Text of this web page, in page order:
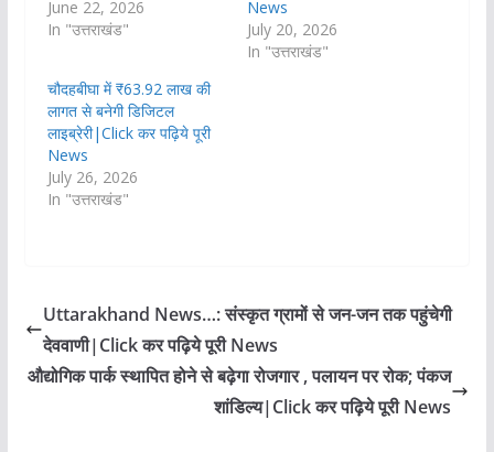
June 22, 2026
In "उत्तराखंड"
News
July 20, 2026
In "उत्तराखंड"
चौदहबीघा में ₹63.92 लाख की
लागत से बनेगी डिजिटल
लाइब्रेरी|Click कर पढ़िये पूरी
News
July 26, 2026
In "उत्तराखंड"
Uttarakhand News…: संस्कृत ग्रामों से जन-जन तक पहुंचेगी
देववाणी|Click कर पढ़िये पूरी News
औद्योगिक पार्क स्थापित होने से बढ़ेगा रोजगार , पलायन पर रोक; पंकज
शांडिल्य|Click कर पढ़िये पूरी News